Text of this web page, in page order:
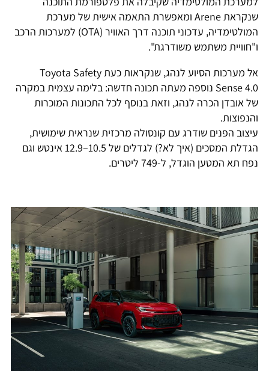
שנקראת Arene ומאפשרת התאמה אישית של מערכת
המולטימדיה, עדכוני תוכנה דרך האוויר (OTA) למערכות הרכב
ו"חוויית משתמש משודרגת".
אל מערכות הסיוע לנהג, שנקראות כעת Toyota Safety
Sense 4.0 נוספה מעתה תכונה חדשה: בלימה עצמית במקרה
של אובדן הכרה לנהג, וזאת בנוסף לכל התכונות המוכרות
והנפוצות.
עיצוב הפנים שודרג עם קונסולה מרכזית שנראית שימושית,
הגדלת המסכים (איך לא?) לגדלים של 10.5–12.9 אינטש וגם
נפח תא המטען הוגדל, ל-749 ליטרים.